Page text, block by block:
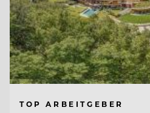
TOP ARBEITGEBER